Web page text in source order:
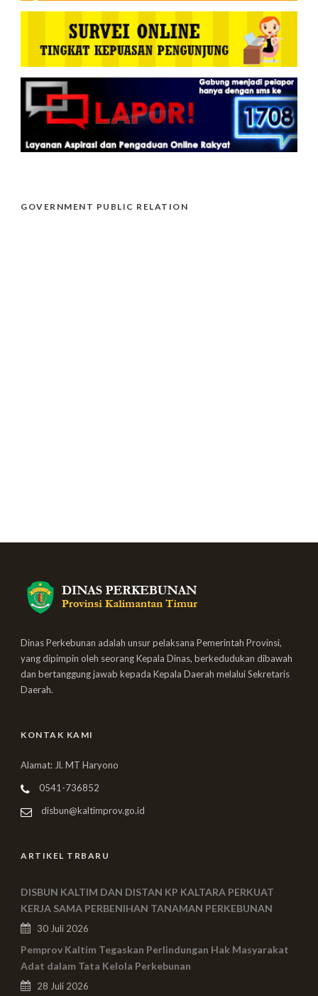
GOVERNMENT PUBLIC RELATION
Dinas Perkebunan adalah unsur pelaksana Pemerintah Provinsi,
yang dipimpin oleh seorang Kepala Dinas, berkedudukan dibawah
dan bertanggung jawab kepada Kepala Daerah melalui Sekretaris
Daerah.
KONTAK KAMI
Alamat: Jl. MT Haryono
0541-736852
disbun@kaltimprov.go.id
ARTIKEL TRBARU
DISBUN KALTIM DAN DISTAN KP KALTARA PERKUAT
KERJA SAMA PERBENIHAN TANAMAN PERKEBUNAN
30 Juli 2026
Pemprov Kaltim Tegaskan Perlindungan Hak Masyarakat
Adat dalam Tata Kelola Perkebunan
28 Juli 2026